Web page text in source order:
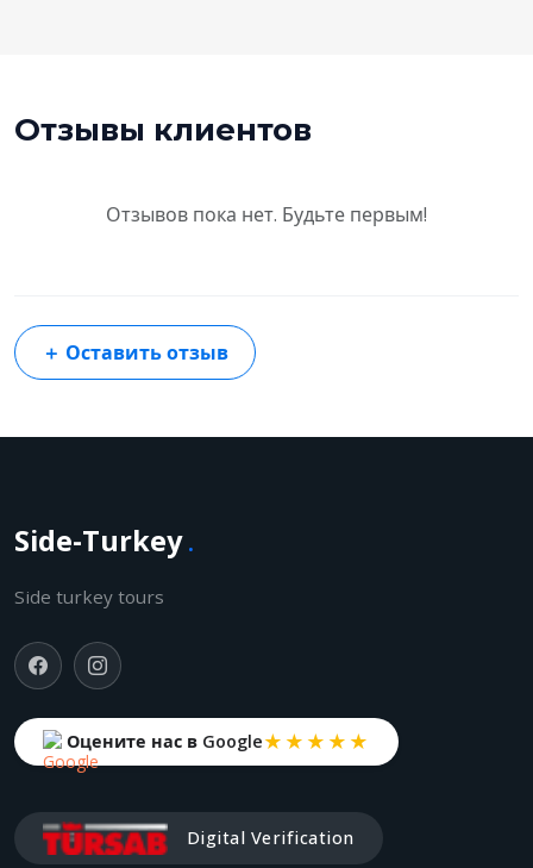
Отзывы клиентов
Отзывов пока нет. Будьте первым!
＋ Оставить отзыв
Side-Turkey.
Side turkey tours
Оцените нас в Google★★★★★
Digital Verification